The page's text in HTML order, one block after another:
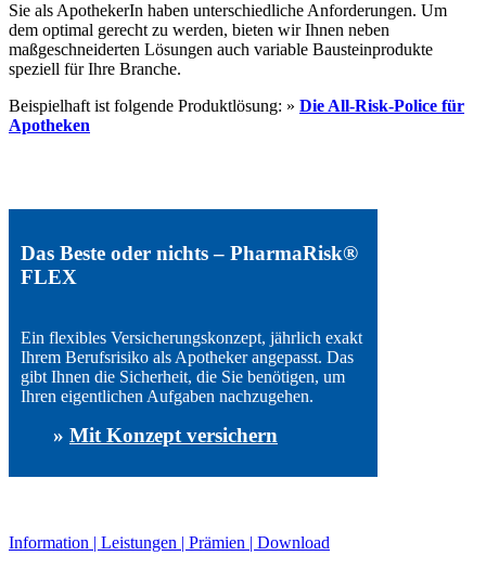
Sie als ApothekerIn haben unterschiedliche Anforderungen. Um
dem optimal gerecht zu werden, bieten wir Ihnen neben
maßgeschneiderten Lösungen auch variable Bausteinprodukte
speziell für Ihre Branche.
Beispielhaft ist folgende Produktlösung: » Die All-Risk-Police für
Apotheken
Das Beste oder nichts – PharmaRisk®
FLEX
Ein flexibles Versicherungskonzept, jährlich exakt
Ihrem Berufsrisiko als Apotheker angepasst. Das
gibt Ihnen die Sicherheit, die Sie benötigen, um
Ihren eigentlichen Aufgaben nachzugehen.
» Mit Konzept versichern
Information | Leistungen | Prämien | Download